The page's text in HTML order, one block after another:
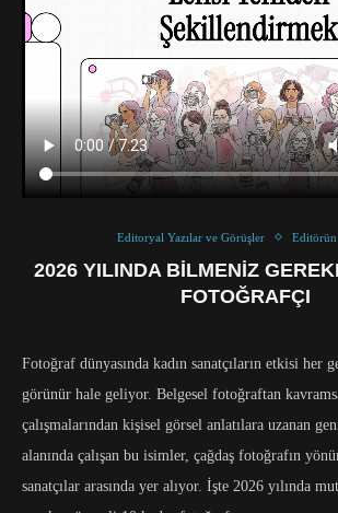
Editoryal Yazılar ve Görüşler Editörün
2026 YILINDA BILMENIZ
FOTOĞRAFÇI
Fotoğraf dünyasında kadın sanatçıların etkisi her
görünür hale geliyor. Belgesel fotoğraftan
çalışmalarından kişisel görsel anlatılara uzanan
alanında çalışan bu isimler, çağdaş fotoğrafın
sanatçılar arasında yer alıyor. İşte 2026 yılında